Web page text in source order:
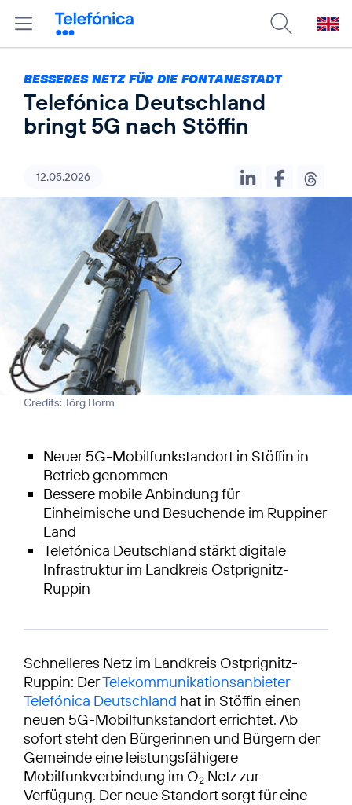
BESSERES NETZ FÜR DIE FONTANESTADT
Telefónica Deutschland
bringt 5G nach Stöffin
12.05.2026
Credits: Jörg Borm
Neuer 5G-Mobilfunkstandort in Stöffin in
Betrieb genommen
Bessere mobile Anbindung für
Einheimische und Besuchende im Ruppiner
Land
Telefónica Deutschland stärkt digitale
Infrastruktur im Landkreis Ostprignitz-
Ruppin
Schnelleres Netz im Landkreis Ostprignitz-
Ruppin: DerTelekommunikationsanbieter
Telefónica Deutschland hat in Stöffin einen
neuen 5G-Mobilfunkstandort errichtet. Ab
sofort steht den Bürgerinnen und Bürgern der
Gemeinde eine leistungsfähigere
Mobilfunkverbindung im O2 Netz zur
Verfügung. Der neue Standort sorgt für eine